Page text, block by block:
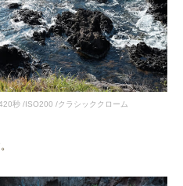
秒 /ISO200 /クラシッククローム